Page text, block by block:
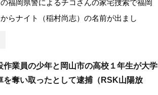
福岡県警によるチコさんの家宅捜索で福岡
らナイト（稲村尚志）の名前が出まし
作業員の少年と岡山市の高校１年生が大学
を奪い取ったとして逮捕（RSK山陽放